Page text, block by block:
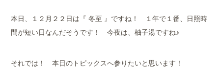
本日、１２月２２日は『 冬至 』ですね！ １年で１番、日照時
間が短い日なんだそうです！ 今夜は、柚子湯ですね♪
それでは！ 本日のトピックスへ参りたいと思います！